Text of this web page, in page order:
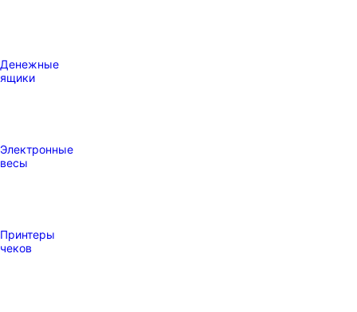
Денежные
ящики
Электронные
весы
Принтеры
чеков